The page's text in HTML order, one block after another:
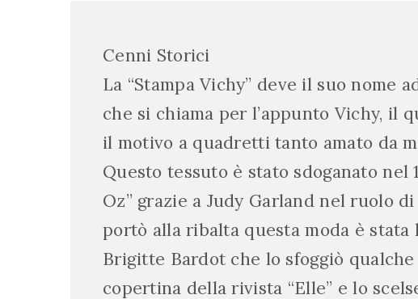
Cenni Storici
La “Stampa Vichy” deve il suo nome
che si chiama per l’appunto Vichy, il
il motivo a quadretti tanto amato da
Questo tessuto è stato sdoganato
Oz” grazie a Judy Garland nel ruolo
portò alla ribalta questa moda è
Brigitte Bardot che lo sfoggiò
copertina della rivista “Elle” e lo